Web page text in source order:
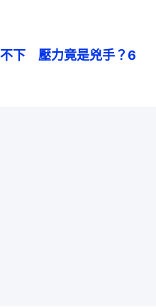
下　壓力竟是兇手？6